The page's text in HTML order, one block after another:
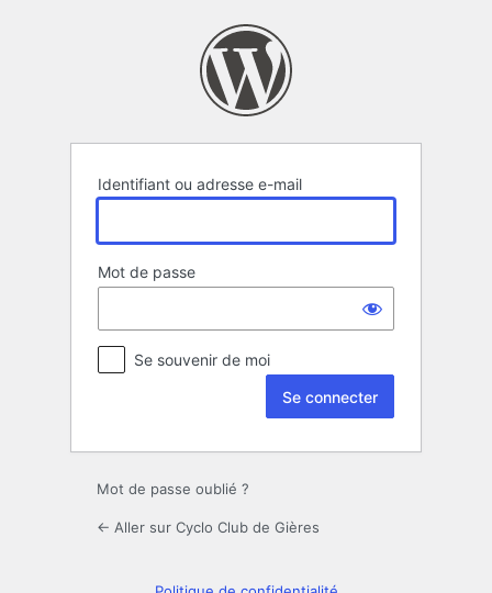
Identifiant ou adresse e-mail
Mot de passe
Se souvenir de moi
Mot de passe oublié ?
← Aller sur Cyclo Club de Gières